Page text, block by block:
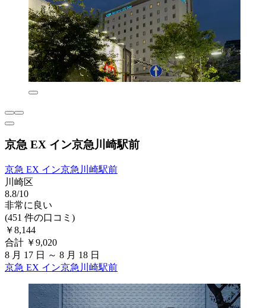
京急 EX イン京急川崎駅前
京急 EX イン京急川崎駅前
川崎区
8.8/10
非常に良い
(451 件の口コミ)
￥8,144
合計 ￥9,020
8 月 17 日 ～ 8 月 18 日
京急 EX イン京急川崎駅前